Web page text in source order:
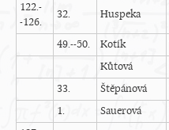
122.-
-126.
32. Huspeka
49.--50. Kotík
Kůtová
33.
Štěpánová
1.
Sauerová